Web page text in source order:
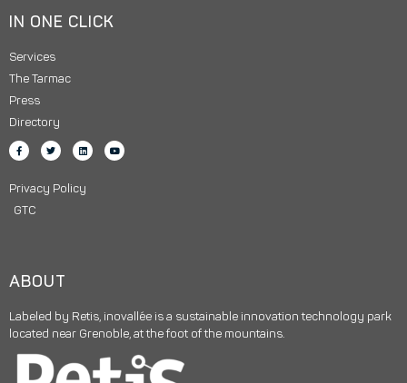
IN ONE CLICK
Services
The Tarmac
Press
Directory
Privacy Policy
GTC
ABOUT
Labeled by Retis, inovallée is a sustainable innovation technology park
located near Grenoble, at the foot of the mountains.